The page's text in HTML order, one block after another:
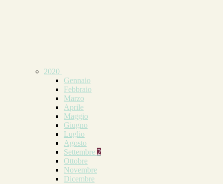
2020
Gennaio
Febbraio
Marzo
Aprile
Maggio
Giugno
Luglio
Agosto
Settembre 2
Ottobre
Novembre
Dicembre